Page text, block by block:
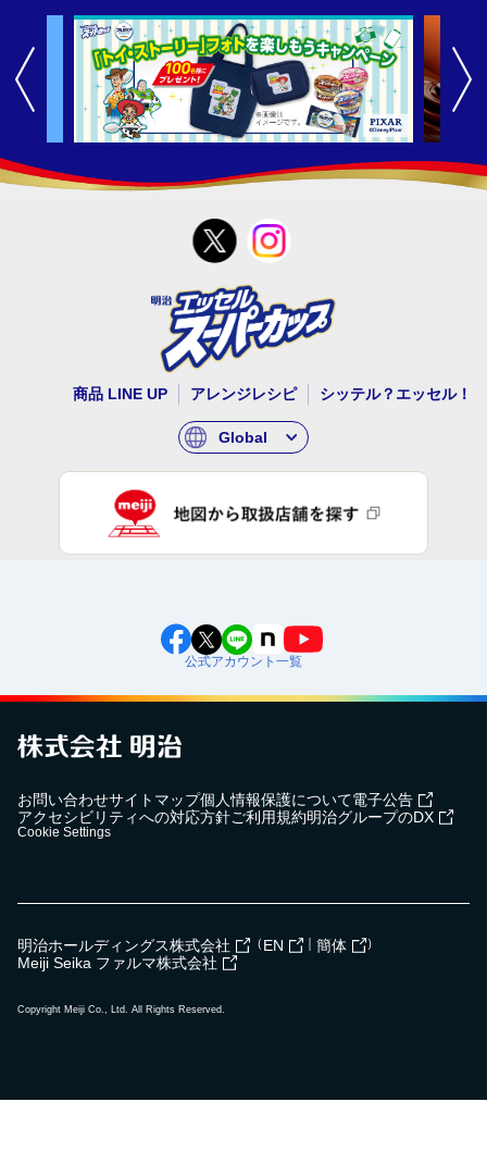
商品 LINE UP アレンジレシピ シッテル？エッセル！
Global
公式アカウント一覧
お問い合わせサイトマップ個人情報保護について電子公告
アクセシビリティへの対応方針ご利用規約明治グループのDX
Cookie Settings
明治ホールディングス株式会社 （ EN 簡体 ）
Meiji Seika ファルマ株式会社
Copyright Meiji Co., Ltd. All Rights Reserved.